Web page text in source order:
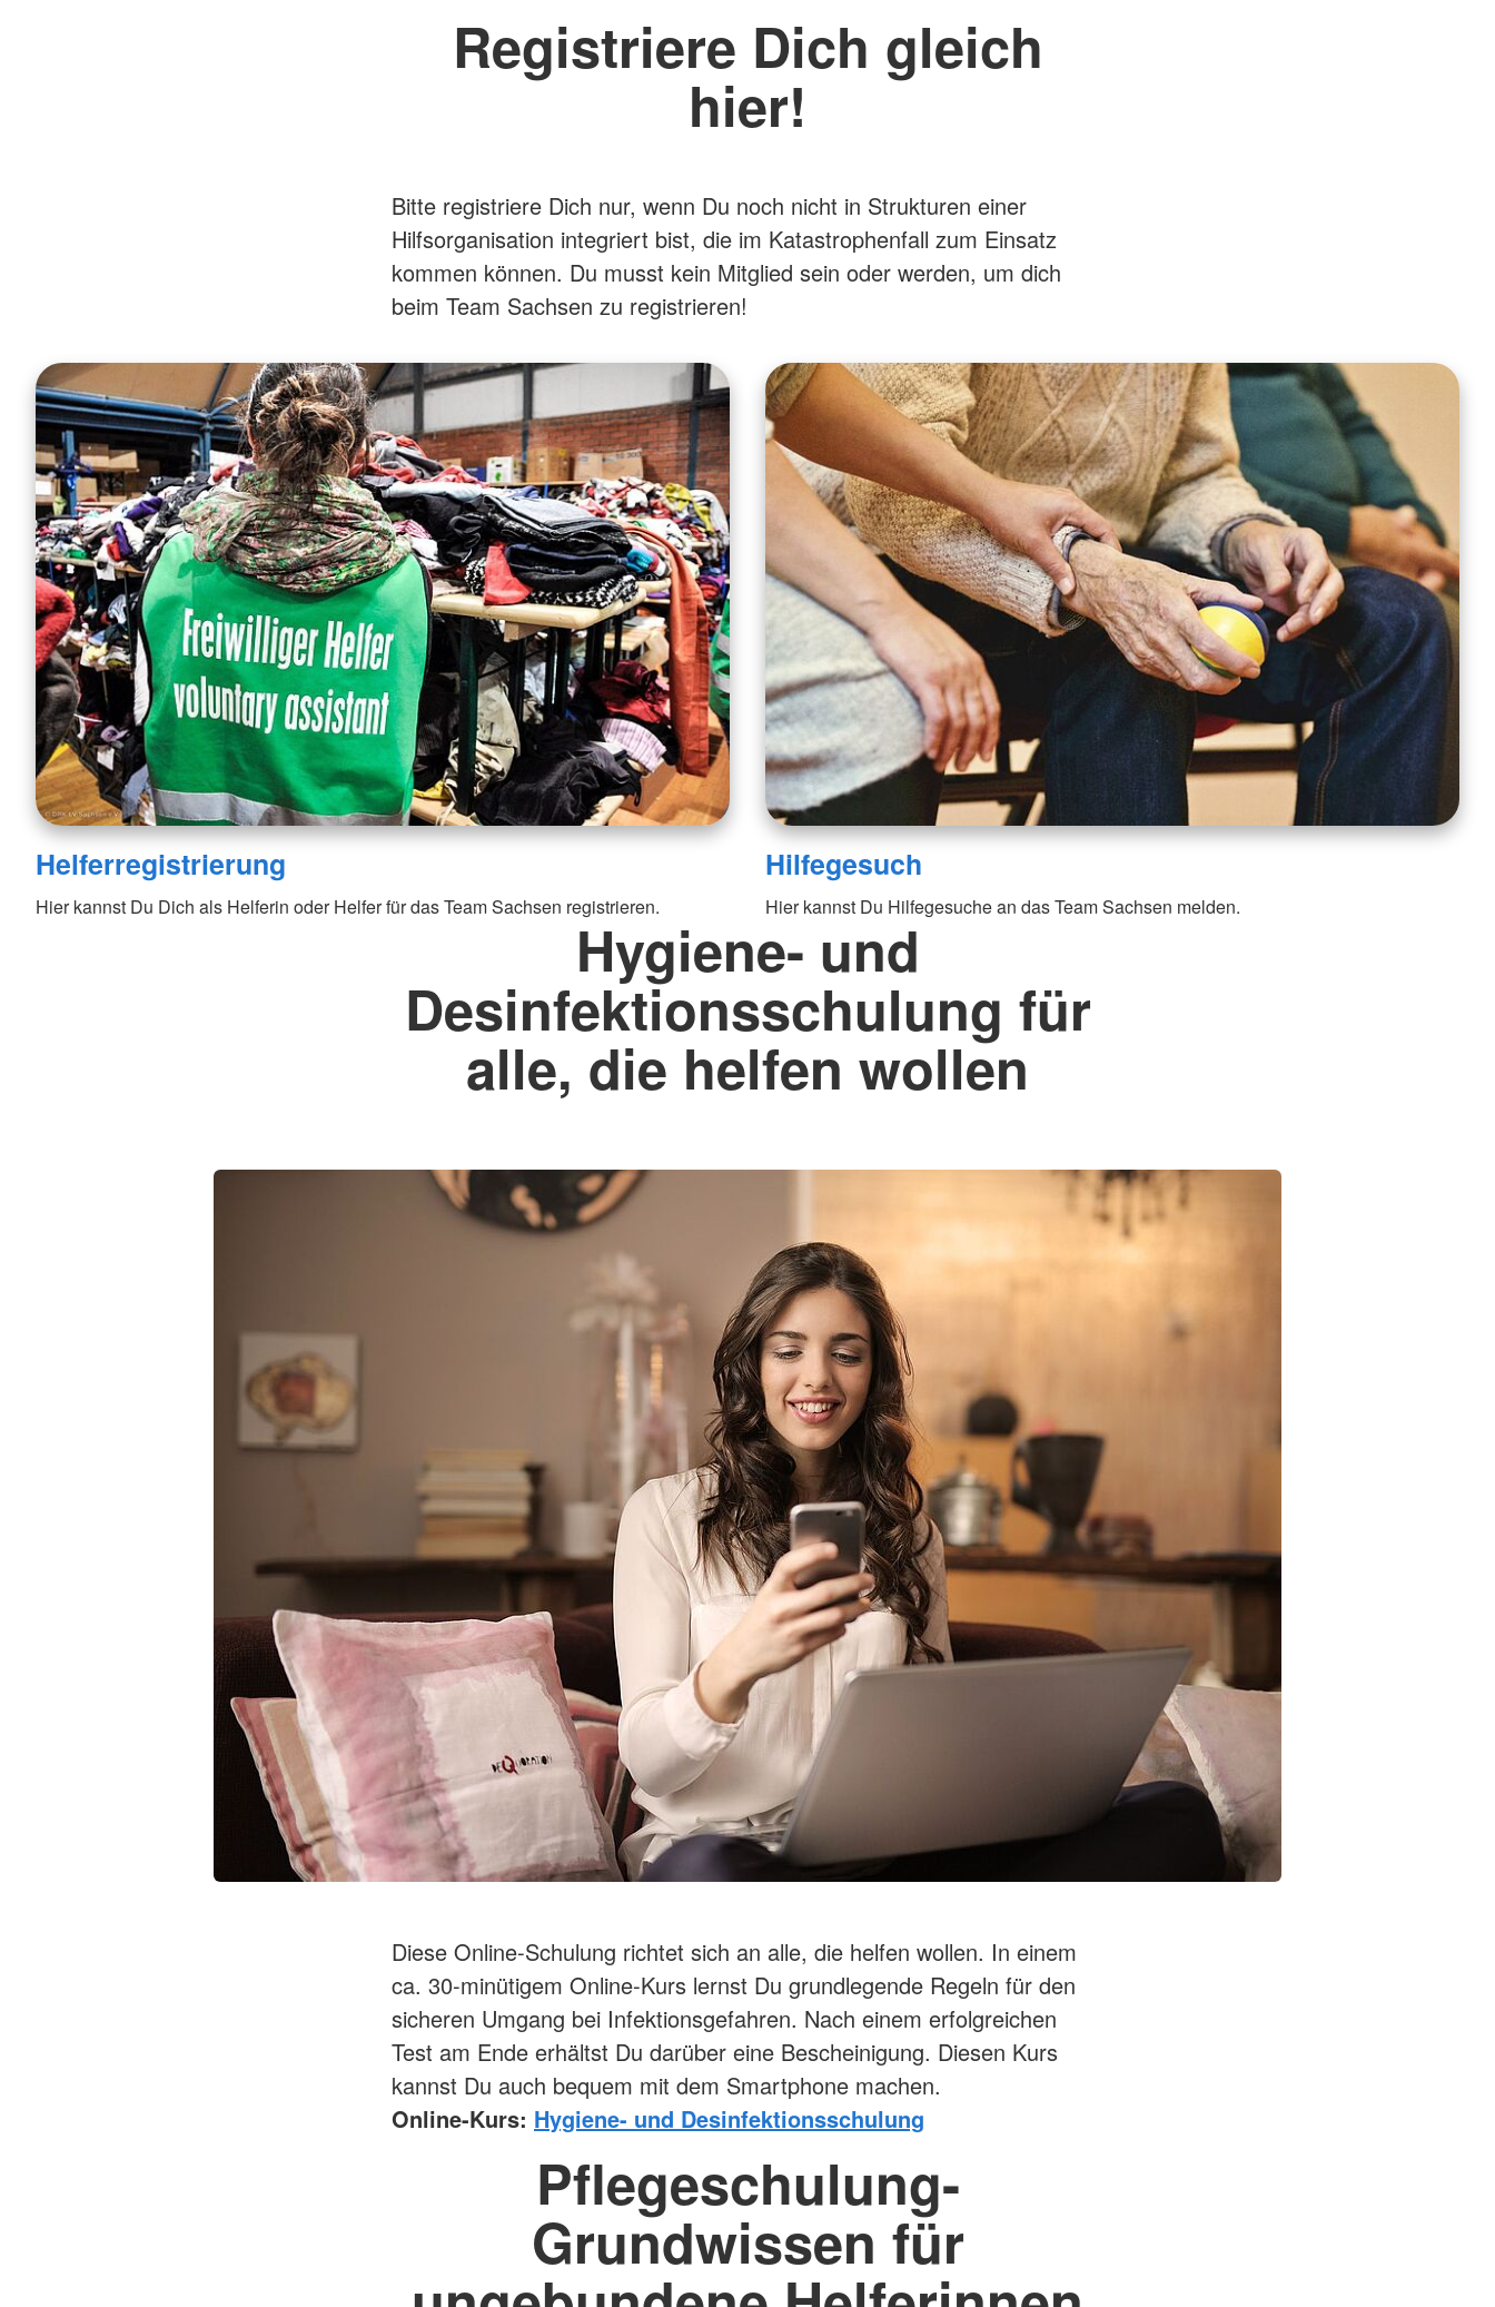
Registriere Dich gleich
hier!
Bitte registriere Dich nur, wenn Du noch nicht in Strukturen einer
Hilfsorganisation integriert bist, die im Katastrophenfall zum Einsatz
kommen können. Du musst kein Mitglied sein oder werden, um dich
beim Team Sachsen zu registrieren!
Helferregistrierung
Hier kannst Du Dich als Helferin oder Helfer für das Team Sachsen registrieren.
Hilfegesuch
Hier kannst Du Hilfegesuche an das Team Sachsen melden.
Hygiene- und
Desinfektionsschulung für
alle, die helfen wollen
Diese Online-Schulung richtet sich an alle, die helfen wollen. In einem
ca. 30-minütigem Online-Kurs lernst Du grundlegende Regeln für den
sicheren Umgang bei Infektionsgefahren. Nach einem erfolgreichen
Test am Ende erhältst Du darüber eine Bescheinigung. Diesen Kurs
kannst Du auch bequem mit dem Smartphone machen.
Online-Kurs: Hygiene- und Desinfektionsschulung
Pflegeschulung-
Grundwissen für